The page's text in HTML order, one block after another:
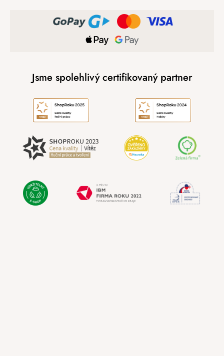
Jsme spolehlivý certifikovaný partner